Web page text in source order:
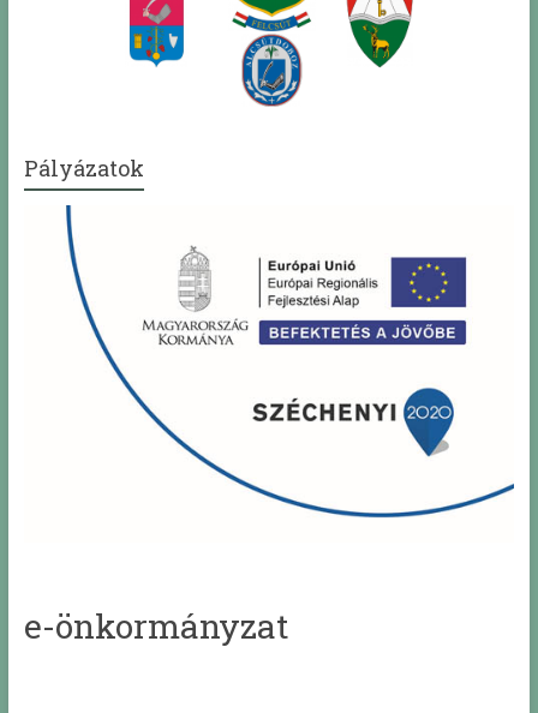
Pályázatok
e-önkormányzat